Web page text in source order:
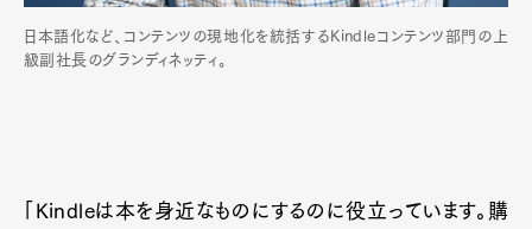
日本語化など、コンテンツの現地化を統括するKindleコンテンツ部門の上
級副社長のグランディネッティ。
「Kindleは本を身近なものにするのに役立っています。購